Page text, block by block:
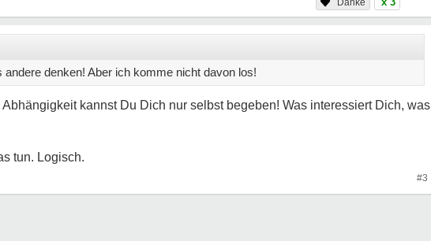
denken! Aber ich komme nicht davon los!
kannst Du Dich nur selbst begeben! Was interessiert Dich, was
tun. Logisch.
#3